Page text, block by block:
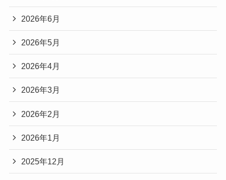
2026年6月
2026年5月
2026年4月
2026年3月
2026年2月
2026年1月
2025年12月